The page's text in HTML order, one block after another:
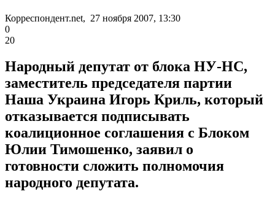
Корреспондент.net, 27 ноября 2007, 13:30
0
20
Народный депутат от блока НУ-НС,
заместитель председателя партии
Наша Украина Игорь Криль, который
отказывается подписывать
коалиционное соглашения с Блоком
Юлии Тимошенко, заявил о
готовности сложить полномочия
народного депутата.